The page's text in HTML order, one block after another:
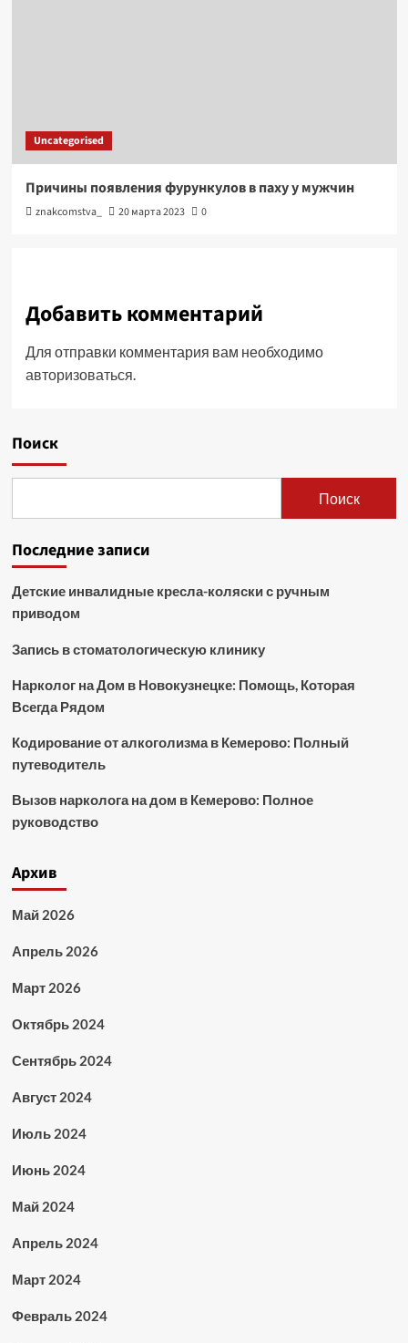
Uncategorised
Причины появления фурункулов в паху у мужчин
znakcomstva_ 20 марта 2023 0
Добавить комментарий
Для отправки комментария вам необходимо
авторизоваться.
Поиск
Поиск
Последние записи
Детские инвалидные кресла-коляски с ручным
приводом
Запись в стоматологическую клинику
Нарколог на Дом в Новокузнецке: Помощь, Которая
Всегда Рядом
Кодирование от алкоголизма в Кемерово: Полный
путеводитель
Вызов нарколога на дом в Кемерово: Полное
руководство
Архив
Май 2026
Апрель 2026
Март 2026
Октябрь 2024
Сентябрь 2024
Август 2024
Июль 2024
Июнь 2024
Май 2024
Апрель 2024
Март 2024
Февраль 2024